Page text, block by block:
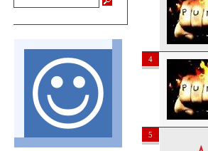
4
5